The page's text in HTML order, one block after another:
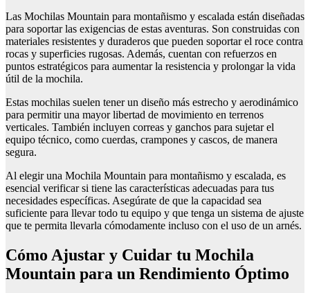
Las Mochilas Mountain para montañismo y escalada están diseñadas
para soportar las exigencias de estas aventuras. Son construidas con
materiales resistentes y duraderos que pueden soportar el roce contra
rocas y superficies rugosas. Además, cuentan con refuerzos en
puntos estratégicos para aumentar la resistencia y prolongar la vida
útil de la mochila.
Estas mochilas suelen tener un diseño más estrecho y aerodinámico
para permitir una mayor libertad de movimiento en terrenos
verticales. También incluyen correas y ganchos para sujetar el
equipo técnico, como cuerdas, crampones y cascos, de manera
segura.
Al elegir una Mochila Mountain para montañismo y escalada, es
esencial verificar si tiene las características adecuadas para tus
necesidades específicas. Asegúrate de que la capacidad sea
suficiente para llevar todo tu equipo y que tenga un sistema de ajuste
que te permita llevarla cómodamente incluso con el uso de un arnés.
Cómo Ajustar y Cuidar tu Mochila
Mountain para un Rendimiento Óptimo